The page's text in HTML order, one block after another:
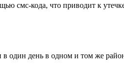
смс-кода, что приводит к
один день в одном и том же